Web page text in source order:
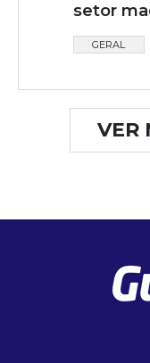
setor
GERAL
VER